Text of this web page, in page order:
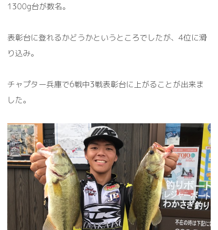
1300g台が数名。
表彰台に登れるかどうかというところでしたが、 4位に滑
り込み。
チャプター兵庫で6戦中3戦表彰台に上がることが出来ま
した。